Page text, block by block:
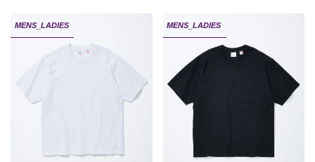
MENS_LADIES MENS_LADIES